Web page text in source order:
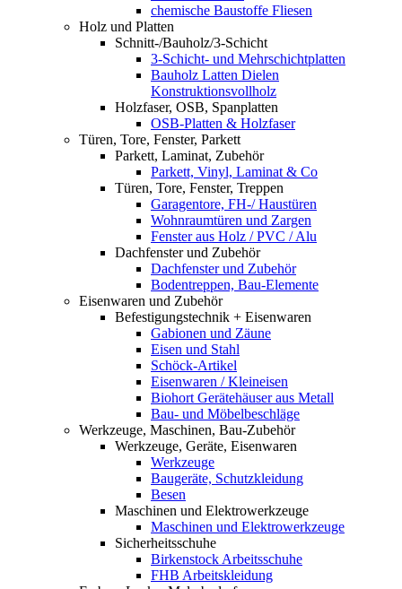
chemische Baustoffe Fliesen
Holz und Platten
Schnitt-/Bauholz/3-Schicht
3-Schicht- und Mehrschichtplatten
Bauholz Latten Dielen
Konstruktionsvollholz
Holzfaser, OSB, Spanplatten
OSB-Platten & Holzfaser
Türen, Tore, Fenster, Parkett
Parkett, Laminat, Zubehör
Parkett, Vinyl, Laminat & Co
Türen, Tore, Fenster, Treppen
Garagentore, FH-/ Haustüren
Wohnraumtüren und Zargen
Fenster aus Holz / PVC / Alu
Dachfenster und Zubehör
Dachfenster und Zubehör
Bodentreppen, Bau-Elemente
Eisenwaren und Zubehör
Befestigungstechnik + Eisenwaren
Gabionen und Zäune
Eisen und Stahl
Schöck-Artikel
Eisenwaren / Kleineisen
Biohort Gerätehäuser aus Metall
Bau- und Möbelbeschläge
Werkzeuge, Maschinen, Bau-Zubehör
Werkzeuge, Geräte, Eisenwaren
Werkzeuge
Baugeräte, Schutzkleidung
Besen
Maschinen und Elektrowerkzeuge
Maschinen und Elektrowerkzeuge
Sicherheitsschuhe
Birkenstock Arbeitsschuhe
FHB Arbeitskleidung